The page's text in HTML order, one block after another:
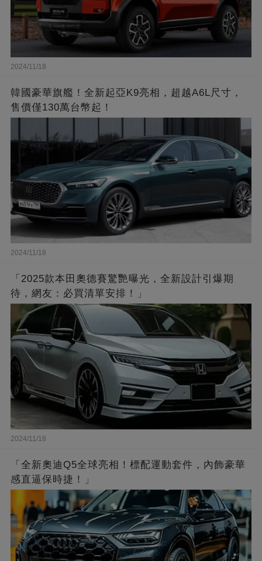
2024/11/18
韓國豪華旗艦！全新起亞K9亮相，超越A6L尺寸，
售價僅130萬台幣起！
2024/11/18
「2025款本田奧德賽驚艷曝光，全新設計引爆期
待，網友：必買清單安排！」
2024/11/18
「全新奧迪Q5全球亮相！標配運動套件，內飾豪華
感直逼保時捷！」